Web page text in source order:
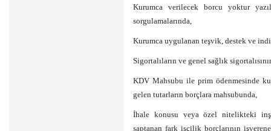
Kurumca verilecek borcu yoktur
sorgulamalarında,
Kurumca uygulanan teşvik, destek ve
Sigortalıların ve genel sağlık
KDV Mahsubu ile prim ödenmesinde
gelen tutarların borçlara mahsubunda,
İhale konusu veya özel nitelikteki
saptanan fark işçilik borçlarının